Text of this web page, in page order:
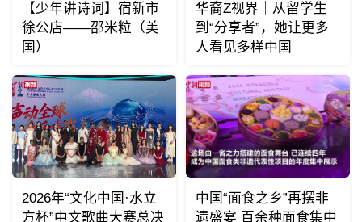
【少年讲诗词】宿新市
徐公店——邵米粒（美
国）
华裔Z视界｜从留学生
到“分享者”，她让更多
人看见多样中国
2026年“文化中国·水立
方杯”中文歌曲大赛总决
中国“面食之乡”再摆非
遗盛宴 百余种面食集中